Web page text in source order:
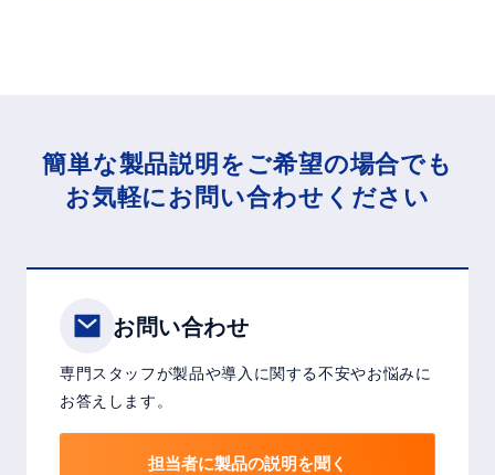
簡単な製品説明をご希望の場合でも
お気軽にお問い合わせください
お問い合わせ
専門スタッフが製品や導入に関する不安やお悩みに
お答えします。
担当者に製品の説明を聞く